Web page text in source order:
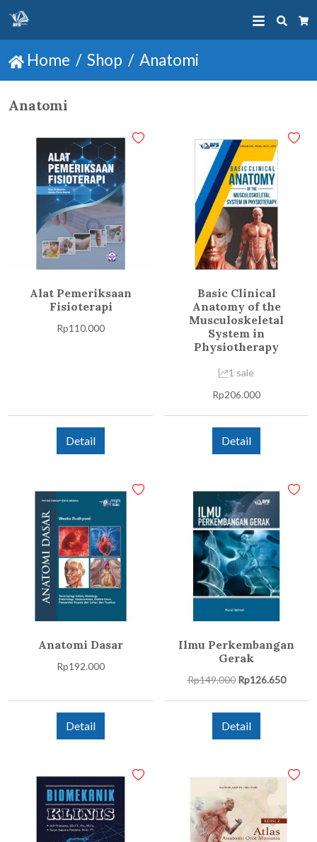
Search
Home Shop Anatomi
Anatomi
Alat Pemeriksaan
Fisioterapi
Rp110.000
Detail
Basic Clinical
Anatomy of the
Musculoskeletal
System in
Physiotherapy
1 sale
Rp206.000
Detail
Anatomi Dasar
Rp192.000
Detail
Ilmu Perkembangan
Gerak
Rp149.000 Harga
Rp149.000.
Rp126.650Harga
Detail